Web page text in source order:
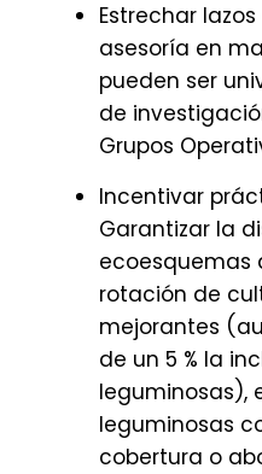
Estrechar
asesoría en
pueden ser
de
Grupos
Incentivar
Garantizar la
ecoesquemas
rotación de
mejorantes
de un 5 % la
leguminosas),
leguminosas
cobertura o